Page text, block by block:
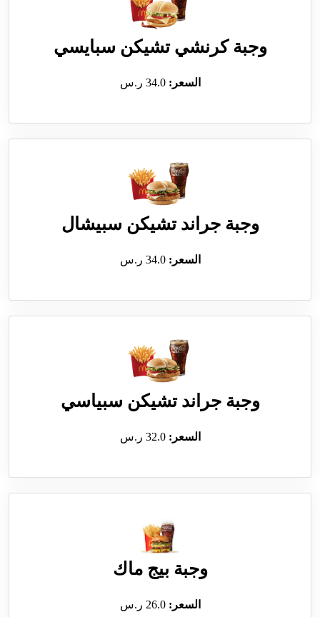
وجبة كرنشي تشيكن سبايسي
السعر:34.0 ر.س
وجبة جراند تشيكن سبيشال
السعر:34.0 ر.س
وجبة جراند تشيكن سبياسي
السعر:32.0 ر.س
وجبة بيج ماك
السعر:26.0 ر.س